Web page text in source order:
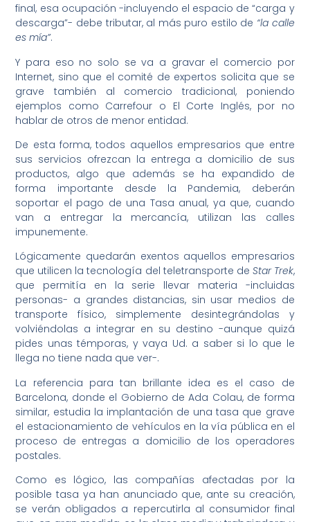
final, esa ocupación -incluyendo el espacio de “carga y
descarga”- debe tributar, al más puro estilo de “la calle
es mía”.
Y para eso no solo se va a gravar el comercio por
Internet, sino que el comité de expertos solicita que se
grave también al comercio tradicional, poniendo
ejemplos como Carrefour o El Corte Inglés, por no
hablar de otros de menor entidad.
De esta forma, todos aquellos empresarios que entre
sus servicios ofrezcan la entrega a domicilio de sus
productos, algo que además se ha expandido de
forma importante desde la Pandemia, deberán
soportar el pago de una Tasa anual, ya que, cuando
van a entregar la mercancía, utilizan las calles
impunemente.
Lógicamente quedarán exentos aquellos empresarios
que utilicen la tecnología del teletransporte de Star Trek,
que permitía en la serie llevar materia -incluidas
personas- a grandes distancias, sin usar medios de
transporte físico, simplemente desintegrándolas y
volviéndolas a integrar en su destino -aunque quizá
pides unas témporas, y vaya Ud. a saber si lo que le
llega no tiene nada que ver-.
La referencia para tan brillante idea es el caso de
Barcelona, donde el Gobierno de Ada Colau, de forma
similar, estudia la implantación de una tasa que grave
el estacionamiento de vehículos en la vía pública en el
proceso de entregas a domicilio de los operadores
postales.
Como es lógico, las compañías afectadas por la
posible tasa ya han anunciado que, ante su creación,
se verán obligados a repercutirla al consumidor final